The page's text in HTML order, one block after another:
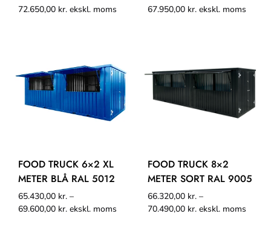
72.650,00 kr. ekskl. moms 67.950,00 kr. ekskl. moms
FOOD TRUCK 6×2 XL
METER BLÅ RAL 5012
65.430,00 kr. –
69.600,00 kr. ekskl. moms
FOOD TRUCK 8×2
METER SORT RAL 9005
66.320,00 kr. –
70.490,00 kr. ekskl. moms